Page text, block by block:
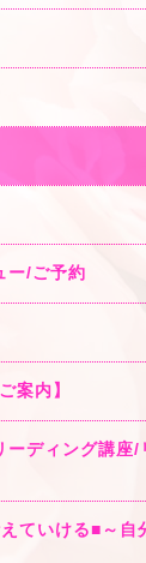
ー/ご予約
案内】
ディング講座/
ていける■～自